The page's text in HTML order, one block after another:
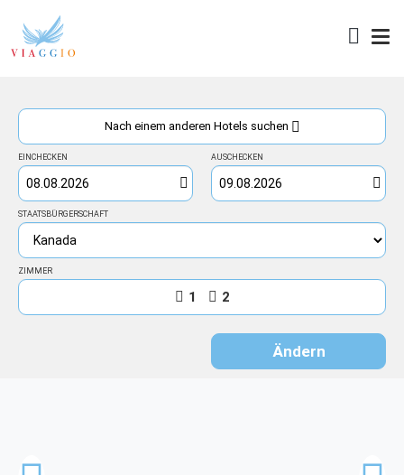
Zugang
Nach einem anderen Hotels suchen
EINCHECKEN AUSCHECKEN
STAATSBÜRGERSCHAFT
ZIMMER
1 2
Ändern